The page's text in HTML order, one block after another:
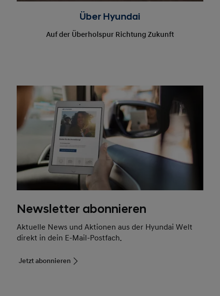
Newsletter abonnieren
Aktuelle News und Aktionen aus der Hyundai Welt
direkt in dein E-Mail-Postfach.
Jetzt abonnieren